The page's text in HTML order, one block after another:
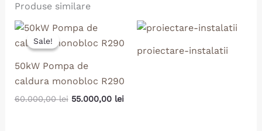
Produse similare
Sale!
Sale!
50kW Pompa de
caldura monobloc R290
60.000,00lei
Prețul
inițial
a
60.000,00 lei.
55.000,00 lei
Prețul
curent
este:
55.000,00 lei.
proiectare-instalatii